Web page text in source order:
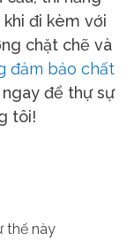
đi kèm với
chặt chẽ và
đảm bảo chất
ngay để thự sự
tôi!
thế này